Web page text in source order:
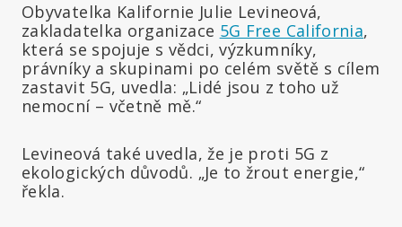
Obyvatelka Kalifornie Julie Levineová,
zakladatelka organizace 5G Free California,
která se spojuje s vědci, výzkumníky,
právníky a skupinami po celém světě s cílem
zastavit 5G, uvedla: „Lidé jsou z toho už
nemocní – včetně mě.“
Levineová také uvedla, že je proti 5G z
ekologických důvodů. „Je to žrout energie,“
řekla.